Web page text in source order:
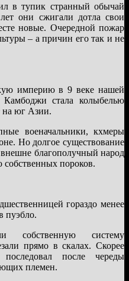
в тупик странный обычай
они сжигали дотла свои
новые. Очередной пожар
– а причин его так и не
империю в 9 веке нашей
стала колыбелью
на юг Азии.
военачальники, кхмеры
Но долгое существование
благополучный народ
собственных пороков.
гораздо менее
пуэбло.
собственную систему
прямо в скалах. Скорее
после череды
племен.